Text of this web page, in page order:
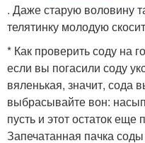
. Даже старую воловину
телятинку молодую
* Как проверить соду на
если вы погасили соду
вяленькая, значит, сода
выбрасывайте вон:
пусть и этот остаток еще
Запечатанная пачка